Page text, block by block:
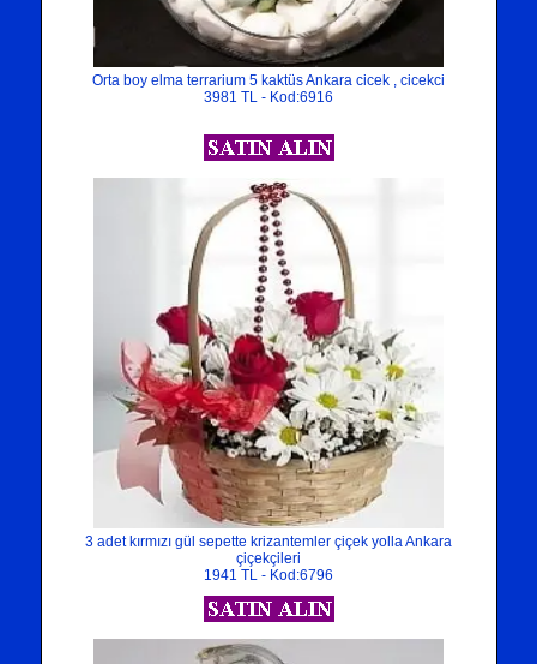
Orta boy elma terrarium 5 kaktüs Ankara cicek , cicekci
3981 TL - Kod:6916
3 adet kırmızı gül sepette krizantemler çiçek yolla Ankara
çiçekçileri
1941 TL - Kod:6796